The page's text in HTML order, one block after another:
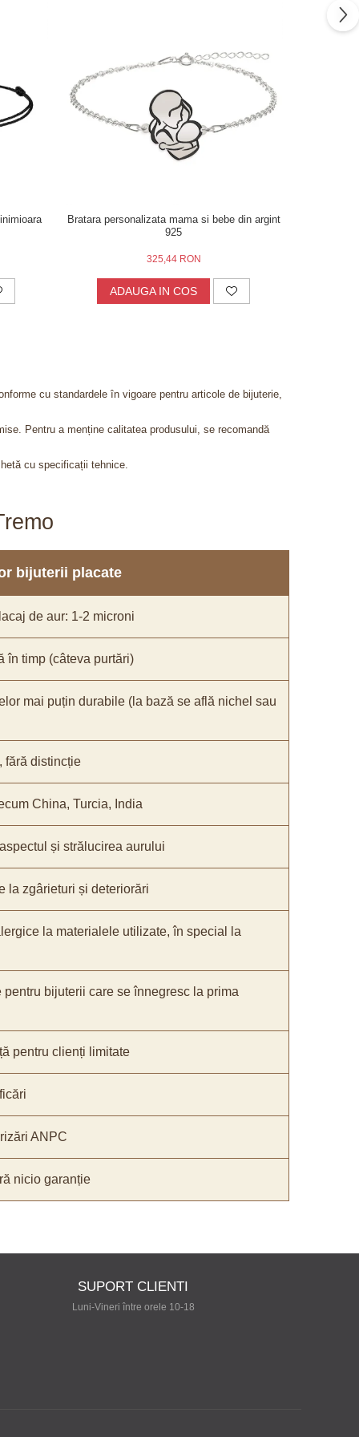
Bratara personalizata mama si bebe din argint
925
325,44 RON
ADAUGA IN COS
cu standardele în vigoare pentru articole de bijuterie,
Pentru a menține calitatea produsului, se recomandă
cu specificații tehnice.
bijuterii placate
de aur: 1-2 microni
în timp (câteva purtări)
mai puțin durabile (la bază se află nichel sau
fără distincție
China, Turcia, India
și strălucirea aurului
la zgârieturi și deteriorări
la materialele utilizate, în special la
pentru bijuterii care se înnegresc la prima
pentru clienți limitate
ANPC
nicio garanție
SUPORT CLIENTI
Luni-Vineri între orele 10-18